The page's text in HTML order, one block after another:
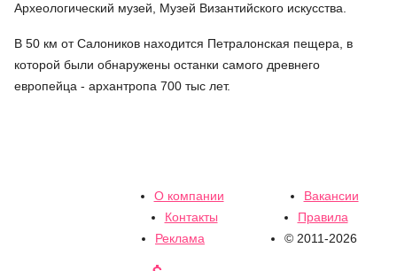
Археологический музей, Музей Византийского искусства.
В 50 км от Салоников находится Петралонская пещера, в
которой были обнаружены останки самого древнего
европейца - архантропа 700 тыс лет.
О компании
Вакансии
Контакты
Правила
Реклама
© 2011-2026